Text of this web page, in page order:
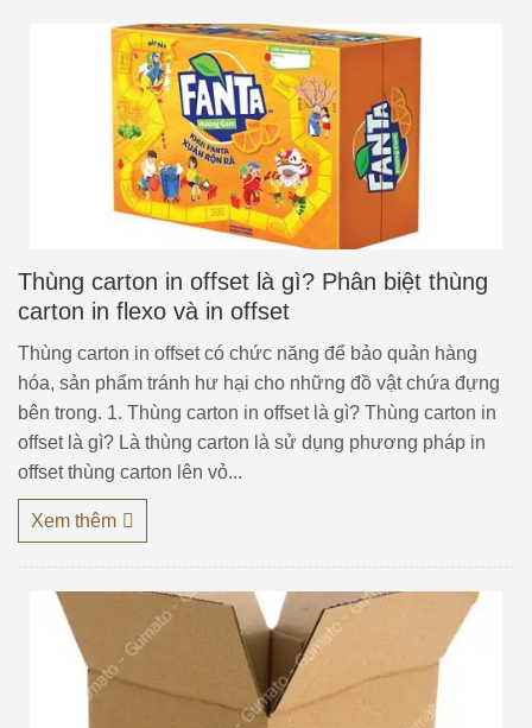
Thùng carton in offset là gì? Phân biệt thùng
carton in flexo và in offset
Thùng carton in offset có chức năng để bảo quản hàng
hóa, sản phẩm tránh hư hại cho những đồ vật chứa đựng
bên trong. 1. Thùng carton in offset là gì? Thùng carton in
offset là gì? Là thùng carton là sử dụng phương pháp in
offset thùng carton lên vỏ...
Xem thêm